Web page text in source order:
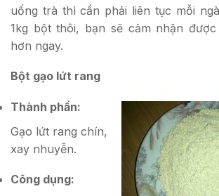
uống trà thì cần phải liên tục mỗi
1kg bột thôi, bạn sẽ cảm nhận
hơn ngay.
Bột gạo lứt rang
Thành phần:
Gạo lứt rang chín,
xay nhuyễn.
Công dụng: